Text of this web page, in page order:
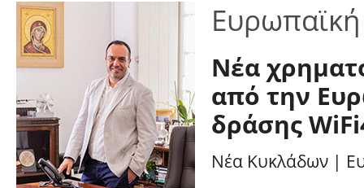
Νέα
από την
δράσης
Νέα Κυκλάδων |